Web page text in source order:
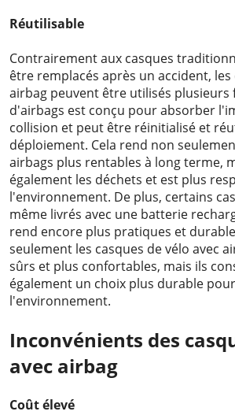
Réutilisable
Contrairement aux casques
être remplacés après un accident, les
airbag peuvent être utilisés plusieurs
d'airbags est conçu pour absorber
collision et peut être réinitialisé et
déploiement. Cela rend non
airbags plus rentables à long terme,
également les déchets et est plus
l'environnement. De plus, certains
même livrés avec une batterie
rend encore plus pratiques et
seulement les casques de vélo avec
sûrs et plus confortables, mais ils
également un choix plus durable
l'environnement.
Inconvénients des
avec airbag
Coût élevé